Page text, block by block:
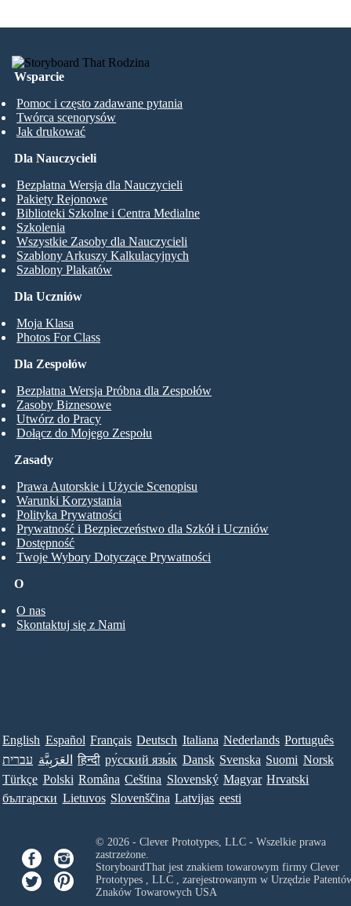
Wsparcie
Pomoc i często zadawane pytania
Twórca scenorysów
Jak drukować
Dla Uczniów
Moja Klasa
Photos For Class
Dla Nauczycieli
Bezpłatna Wersja dla Nauczycieli
Pakiety Rejonowe
Biblioteki Szkolne i Centra Medialne
Szkolenia
Wszystkie Zasoby dla Nauczycieli
Szablony Arkuszy Kalkulacyjnych
Szablony Plakatów
Dla Zespołów
Bezpłatna Wersja Próbna dla Zespołów
Zasoby Biznesowe
Utwórz do Pracy
Dołącz do Mojego Zespołu
O
O nas
Skontaktuj się z Nami
Zasady
Prawa Autorskie i Użycie Scenopisu
Warunki Korzystania
Polityka Prywatności
Prywatność i Bezpieczeństwo dla Szkół i Uczniów
Dostępność
Twoje Wybory Dotyczące Prywatności
English Español Français Deutsch Italiana Nederlands Português
עברית العَرَبِيَّة हिन्दी ру́сский язы́к Dansk Svenska Suomi Norsk
Türkçe Polski Româna Ceština Slovenský Magyar Hrvatski
български Lietuvos Slovenščina Latvijas eesti
© 2026 - Clever Prototypes, LLC - Wszelkie prawa
zastrzeżone.
StoryboardThat jest znakiem towarowym firmy Clever
Prototypes , LLC, zarejestrowanym w Urzędzie
Znaków Towarowych USA